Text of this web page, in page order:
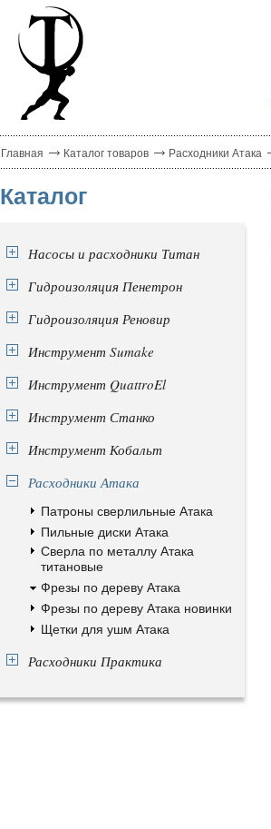
Главная Каталог товаров Расходники Атака
Каталог
Насосы и расходники Титан
Гидроизоляция Пенетрон
Гидроизоляция Реновир
Инструмент Sumake
Инструмент QuattroEl
Инструмент Станко
Инструмент Кобальт
Расходники Атака
Патроны сверлильные Атака
Пильные диски Атака
Сверла по металлу Атака
титановые
Фрезы по дереву Атака
Фрезы по дереву Атака новинки
Щетки для ушм Атака
Расходники Практика